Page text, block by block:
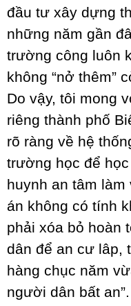
đầu tư xây dựng
những năm gần
trường công luôn
không “nở thêm”
Do vậy, tôi mong
riêng thành phố
rõ ràng về hệ
trường học để
huynh an tâm
án không có tính
phải xóa bỏ hoàn
dân để an cư lâp,
hàng chục năm
người dân bất an”.